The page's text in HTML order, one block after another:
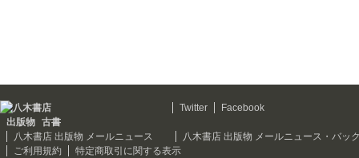
Twitter
Facebook
出版物 古書
八木書店 出版物 メールニュース
八木書店 出版物 メールニュース・バッ
ご利用規約
特定商取引に関する表示